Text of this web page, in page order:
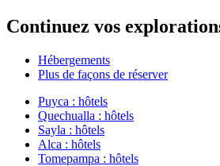
Continuez vos
Hébergements
Plus de façons de réserver
Puyca : hôtels
Quechualla : hôtels
Sayla : hôtels
Alca : hôtels
Tomepampa : hôtels